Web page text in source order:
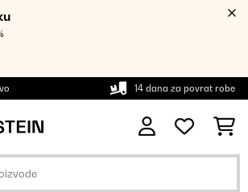
14 dana za povrat robe